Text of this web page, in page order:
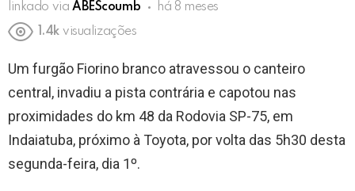
linkado via ABEScoumb
há 8 meses
1.4k visualizações
Um furgão Fiorino branco atravessou o canteiro
central, invadiu a pista contrária e capotou nas
proximidades do km 48 da Rodovia SP-75, em
Indaiatuba, próximo à Toyota, por volta das 5h30 desta
segunda-feira, dia 1º.